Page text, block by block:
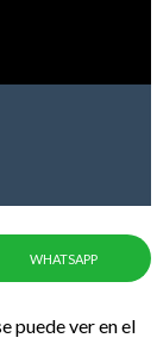
WHATSAPP
puede ver en el